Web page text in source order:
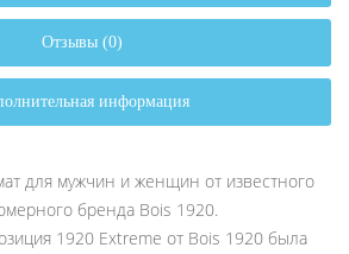
Отзывы (0)
информация
для мужчин и женщин от известного
бренда Bois 1920.
1920 Extreme от Bois 1920 была